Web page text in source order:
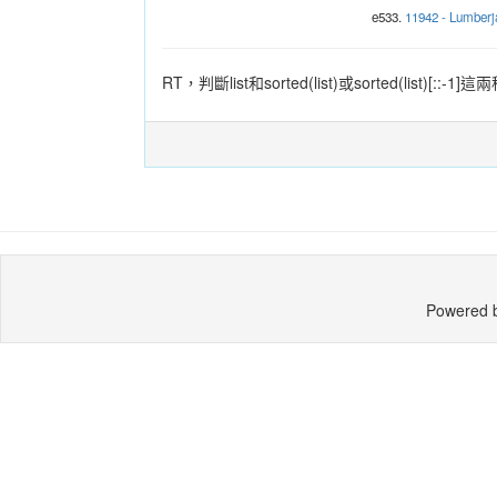
e533. 11942 -
RT，判斷list和sorted(list)或sorted(list)[::-1]這兩
Powered